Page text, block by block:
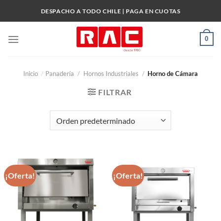
DESPACHO A TODO CHILE | PAGA EN CUOTAS
0
Inicio / Panadería / Hornos Industriales / Horno de Cámara
FILTRAR
¡Oferta! ¡Oferta!